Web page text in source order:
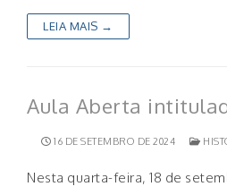
LEIA MAIS →
Aula Aberta
16 DE SETEMBRO DE 2024
Nesta quarta-feira, 18 de